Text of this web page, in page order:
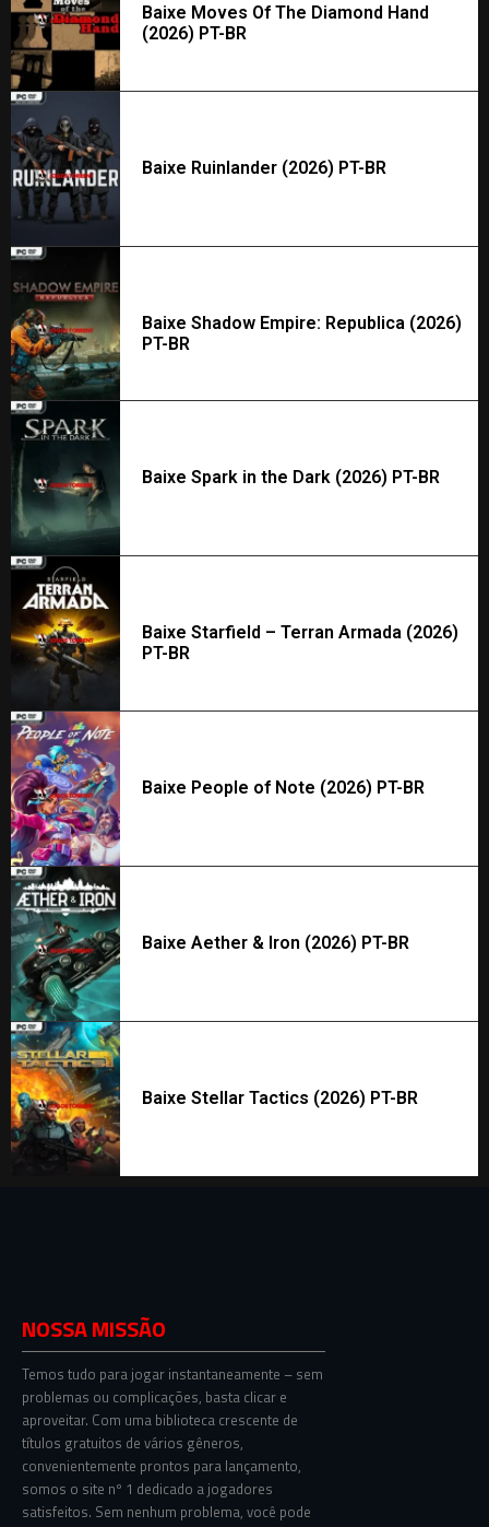
Baixe Moves Of The Diamond Hand
(2026) PT-BR
Baixe Ruinlander (2026) PT-BR
Baixe Shadow Empire: Republica (2026)
PT-BR
Baixe Spark in the Dark (2026) PT-BR
Baixe Starfield – Terran Armada (2026)
PT-BR
Baixe People of Note (2026) PT-BR
Baixe Aether & Iron (2026) PT-BR
Baixe Stellar Tactics (2026) PT-BR
NOSSA MISSÃO
Temos tudo para jogar instantaneamente – sem
problemas ou complicações, basta clicar e
aproveitar. Com uma biblioteca crescente de
títulos gratuitos de vários gêneros,
convenientemente prontos para lançamento,
somos o site nº 1 dedicado a jogadores
satisfeitos. Sem nenhum problema, você pode